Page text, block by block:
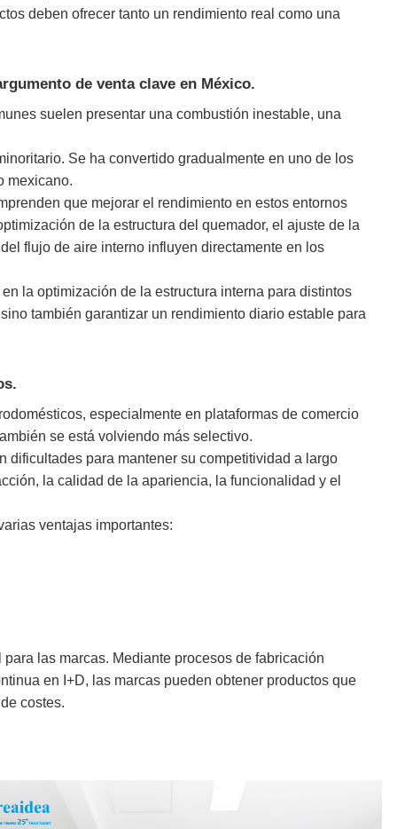
deben ofrecer tanto un rendimiento real como una
de venta clave en México.
suelen presentar una combustión inestable, una
Se ha convertido gradualmente en uno de los
mexicano.
que mejorar el rendimiento en estos entornos
de la estructura del quemador, el ajuste de la
flujo de aire interno influyen directamente en los
la optimización de la estructura interna para distintos
también garantizar un rendimiento diario estable para
especialmente en plataformas de comercio
se está volviendo más selectivo.
dificultades para mantener su competitividad a largo
la calidad de la apariencia, la funcionalidad y el
ventajas importantes:
las marcas. Mediante procesos de fabricación
en I+D, las marcas pueden obtener productos que
costes.